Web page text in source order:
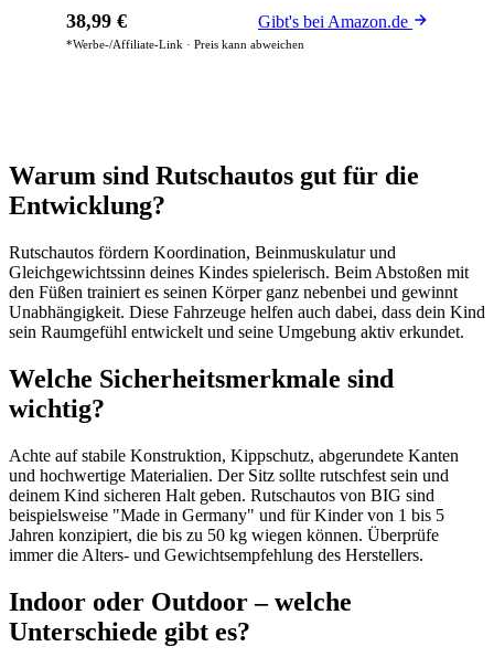
38,99 € Gibt's bei Amazon.de
*Werbe-/Affiliate-Link · Preis kann abweichen
Warum sind Rutschautos gut für die
Entwicklung?
Rutschautos fördern Koordination, Beinmuskulatur und
Gleichgewichtssinn deines Kindes spielerisch. Beim Abstoßen mit
den Füßen trainiert es seinen Körper ganz nebenbei und gewinnt
Unabhängigkeit. Diese Fahrzeuge helfen auch dabei, dass dein Kind
sein Raumgefühl entwickelt und seine Umgebung aktiv erkundet.
Welche Sicherheitsmerkmale sind
wichtig?
Achte auf stabile Konstruktion, Kippschutz, abgerundete Kanten
und hochwertige Materialien. Der Sitz sollte rutschfest sein und
deinem Kind sicheren Halt geben. Rutschautos von BIG sind
beispielsweise "Made in Germany" und für Kinder von 1 bis 5
Jahren konzipiert, die bis zu 50 kg wiegen können. Überprüfe
immer die Alters- und Gewichtsempfehlung des Herstellers.
Indoor oder Outdoor – welche
Unterschiede gibt es?